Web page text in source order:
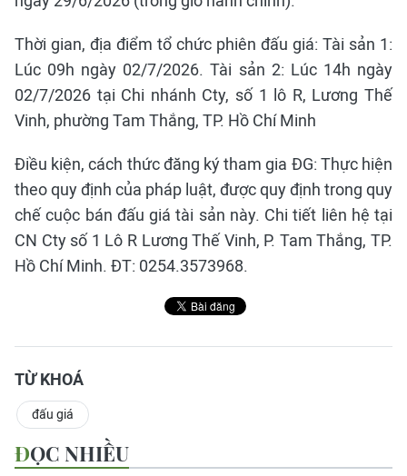
Thời gian, địa điểm tổ chức phiên đấu giá: Tài sản 1:
Lúc 09h ngày 02/7/2026. Tài sản 2: Lúc 14h ngày
02/7/2026 tại Chi nhánh Cty, số 1 lô R, Lương Thế
Vinh, phường Tam Thắng, TP. Hồ Chí Minh
Điều kiện, cách thức đăng ký tham gia ĐG: Thực hiện
theo quy định của pháp luật, được quy định trong quy
chế cuộc bán đấu giá tài sản này. Chi tiết liên hệ tại
CN Cty số 1 Lô R Lương Thế Vinh, P. Tam Thắng, TP.
Hồ Chí Minh. ĐT: 0254.3573968.
TỪ KHOÁ
đấu giá
ĐỌC NHIỀU